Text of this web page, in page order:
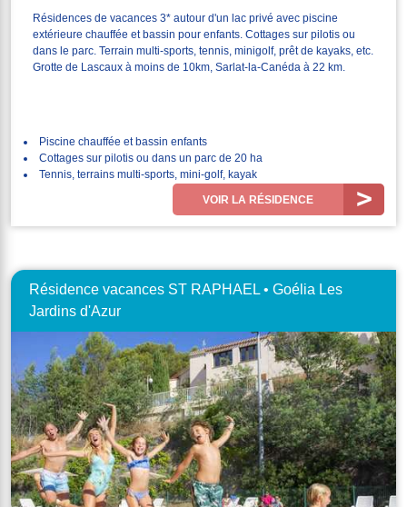
Résidences de vacances 3* autour d'un lac privé avec piscine
extérieure chauffée et bassin pour enfants. Cottages sur pilotis ou
dans le parc. Terrain multi-sports, tennis, minigolf, prêt de kayaks, etc.
Grotte de Lascaux à moins de 10km, Sarlat-la-Canéda à 22 km.
Piscine chauffée et bassin enfants
Cottages sur pilotis ou dans un parc de 20 ha
Tennis, terrains multi-sports, mini-golf, kayak
VOIR LA RÉSIDENCE
Résidence vacances ST RAPHAEL • Goélia Les
Jardins d'Azur